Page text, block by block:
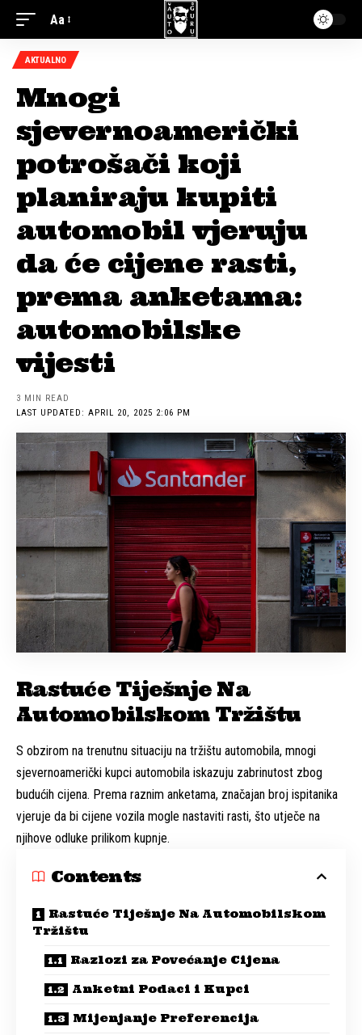
Aa
AKTUALNO
Mnogi
sjevernoamerički
potrošači koji
planiraju kupiti
automobil vjeruju
da će cijene rasti,
prema anketama:
automobilske
vijesti
LAST UPDATED: APRIL 20, 2025 2:06 PM
3 MIN READ
Rastuće Tiješnje Na
Automobilskom Tržištu
S obzirom na trenutnu situaciju na tržištu automobila, mnogi
sjevernoamerički kupci automobila iskazuju zabrinutost zbog
budućih cijena. Prema raznim anketama, značajan broj ispitanika
vjeruje da bi cijene vozila mogle nastaviti rasti, što utječe na
njihove odluke prilikom kupnje.
Contents
Rastuće Tiješnje Na Automobilskom
Tržištu
Razlozi za Povećanje Cijena
Anketni Podaci i Kupci
Mijenjanje Preferencija